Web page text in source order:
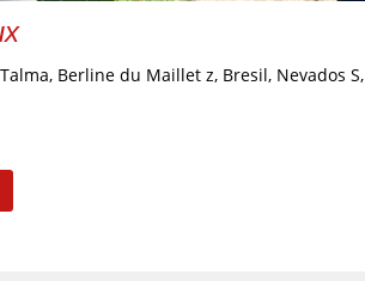
Berline du Maillet z, Bresil, Nevados S,